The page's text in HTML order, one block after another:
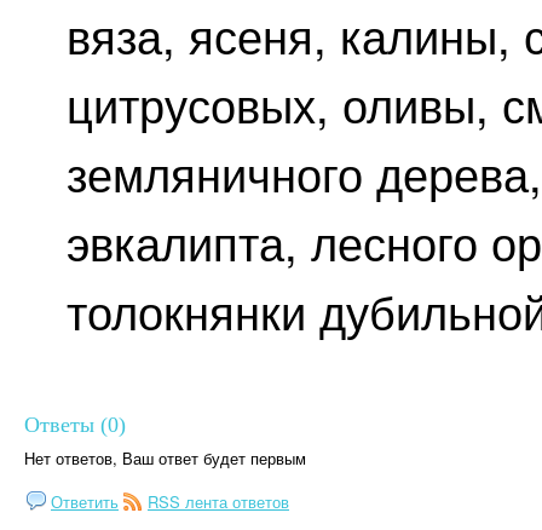
вяза, ясеня, калины,
цитрусовых, оливы,
земляничного
эвкалипта, лесного
толокнянки
Ответы (0)
Нет ответов, Ваш ответ будет первым
Ответить
RSS лента ответов